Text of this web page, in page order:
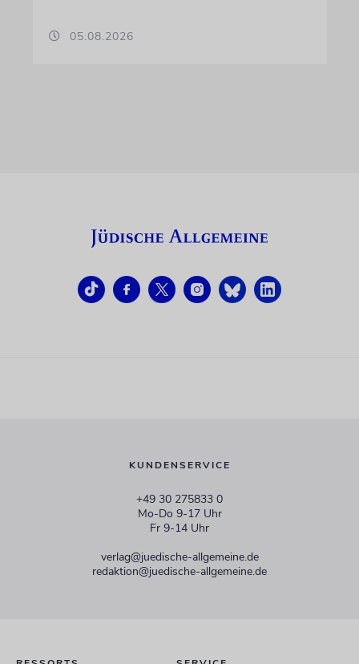
05.08.2026
KUNDENSERVICE
+49 30 275833 0
Mo-Do 9-17 Uhr
Fr 9-14 Uhr
verlag@juedische-allgemeine.de
redaktion@juedische-allgemeine.de